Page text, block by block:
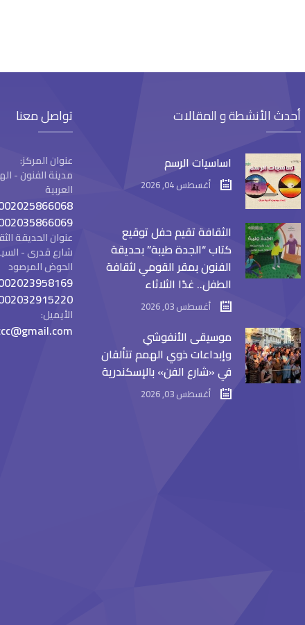
تواصل معنا
عنوان المركز:
مدينة الفنون -
العربية
عنوان الحديقة
شارع قدرى -
الحوض المرصود
الأيميل:
أحدث الأنشطة و المقالات
اساسيات الرسم
أغسطس 04, 2026
الثقافة تقيم حفل توقيع
كتاب “الجدة طيبة” بحديقة
الفنون بمقر القومي لثقافة
الطفل.. غدًا الثلاثاء
أغسطس 03, 2026
موسيقى الأنفوشي
وإبداعات ذوي الهمم تتألقان
في «شارع الفن» بالإسكندرية
أغسطس 03, 2026